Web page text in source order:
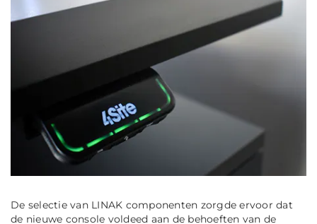
De selectie van LINAK componenten zorgde ervoor dat
de nieuwe console voldeed aan de behoeften van de